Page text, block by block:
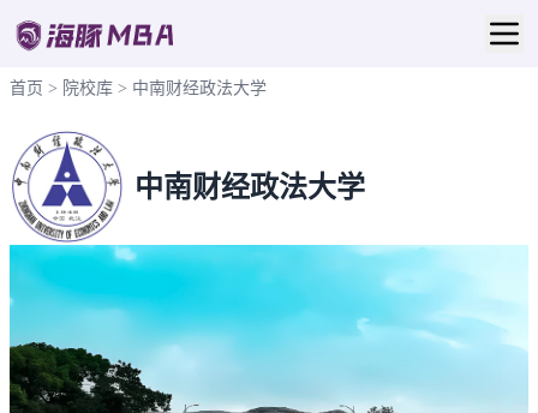
首页 > 院校库 > 中南财经政法大学
中南财经政法大学